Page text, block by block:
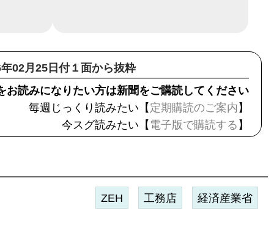
02月25日付１面から抜粋
お読みになりたい方は新聞をご購読してください
毎週じっくり読みたい【 定期購読のご案内 】
今スグ読みたい【 電子版で購読する 】
ZEH 工務店 経済産業省